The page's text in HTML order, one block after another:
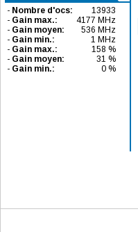
- Nombre d'ocs:
13933
- Gain max.:
4177 MHz
- Gain moyen:
536 MHz
- Gain min.:
1 MHz
- Gain max.:
158 %
- Gain moyen:
31 %
- Gain min.: 0 %